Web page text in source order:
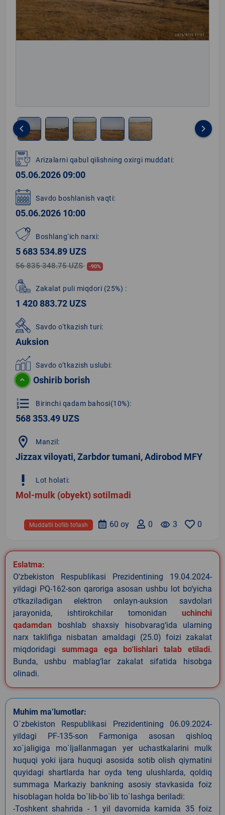
1
of
5
keyboard_arrow_left keyboard_arrow_right
Arizalarni qabul qilishning oxirgi muddati:
05.06.2026 09:00
Savdo boshlanish vaqti:
05.06.2026 10:00
Boshlang‘ich narxi:
5 683 534.89 UZS
56 835 348.75 UZS -90%
Zakalat puli miqdori (25%) :
1 420 883.72 UZS
Savdo o‘tkazish turi:
Auksion
Savdo o‘tkazish uslubi:
Oshirib borish
format_list_numbered Birinchi qadam bahosi(10%):
568 353.49 UZS
location_on Manzil:
Jizzax viloyati, Zarbdor tumani, Adirobod MFY
priority_high Lot holati:
Mol-mulk (obyekt) sotilmadi
0
remove_red_eye 3
0
60 oy
Muddatli bo‘lib to‘lash
Eslatma:
O‘zbekiston Respublikasi Prezidentining 19.04.2024-
yildagi PQ-162-son qaroriga asosan ushbu lot bo‘yicha
o‘tkaziladigan elektron onlayn-auksion savdolari
jarayonida, ishtirokchilar tomonidan uchinchi
qadamdan boshlab shaxsiy hisobvarag‘ida ularning
narx taklifiga nisbatan amaldagi (25.0) foizi zakalat
miqdoridagi summaga ega bo‘lishlari talab etiladi.
Bunda, ushbu mablag‘lar zakalat sifatida hisobga
olinadi.
Muhim ma’lumotlar:
O`zbekiston Respublikasi Prezidentining 06.09.2024-
yildagi PF-135-son Farmoniga asosan qishloq
xo`jaligiga mo`ljallanmagan yer uchastkalarini mulk
huquqi yoki ijara huquqi asosida sotib olish qiymatini
quyidagi shartlarda har oyda teng ulushlarda, qoldiq
summaga Markaziy bankning asosiy stavkasida foiz
hisoblagan holda bo`lib-bo`lib to`lashga beriladi:
-Toshkent shahrida - 1 yil davomida kamida 35 foiz